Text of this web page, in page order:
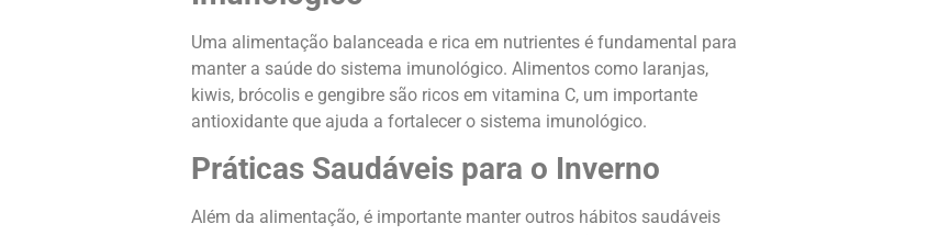
Uma alimentação balanceada e rica em nutrientes é fundamental para
manter a saúde do sistema imunológico. Alimentos como laranjas,
kiwis, brócolis e gengibre são ricos em vitamina C, um importante
antioxidante que ajuda a fortalecer o sistema imunológico.
Práticas Saudáveis para o Inverno
Além da alimentação, é importante manter outros hábitos saudáveis